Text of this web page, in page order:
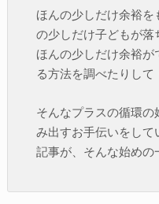
ほんの少しだけ余裕
の少しだけ子どもが落
ほんの少しだけ余裕が
る方法を調べたりして
そんなプラスの循環
み出すお手伝いをし
記事が、そんな始めの